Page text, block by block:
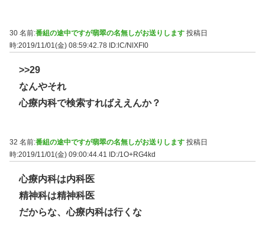
30 名前:番組の途中ですが翡翠の名無しがお送りします 投稿日
時:2019/11/01(金) 08:59:42.78 ID:lC/NlXFI0
>>29
なんやそれ
心療内科で検索すればええんか？
32 名前:番組の途中ですが翡翠の名無しがお送りします 投稿日
時:2019/11/01(金) 09:00:44.41 ID:/1O+RG4kd
心療内科は内科医
精神科は精神科医
だからな、心療内科は行くな